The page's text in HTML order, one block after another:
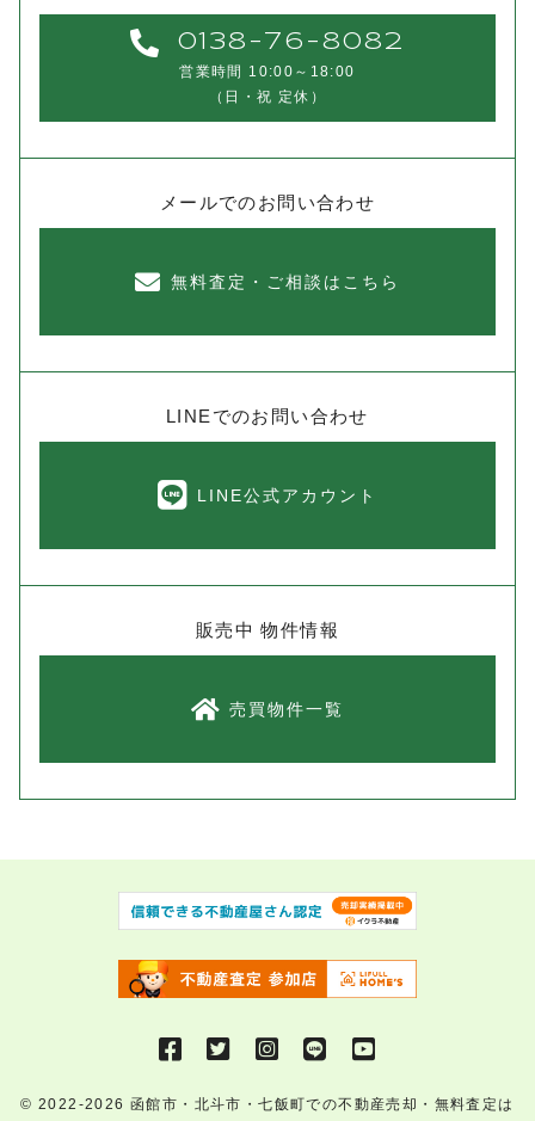
0138-76-8082
営業時間 10:00～18:00
（日・祝 定休）
メールでのお問い合わせ
無料査定・ご相談はこちら
LINEでのお問い合わせ
LINE公式アカウント
販売中 物件情報
売買物件一覧
© 2022-2026函館市・北斗市・七飯町での不動産売却・無料査定は